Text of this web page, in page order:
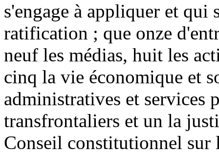
s'engage à appliquer et qui
ratification ; que onze
neuf les médias, huit les
cinq la vie économique et
administratives et services
transfrontaliers et un la
Conseil constitutionnel